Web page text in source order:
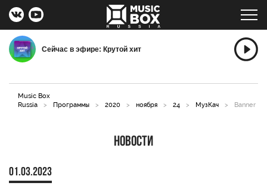
Сейчас в эфире: Крутой хит
Music Box
Russia
> Программы > 2020 > ноября > 24 > МузКач > Banner
Новости
01.03.2023